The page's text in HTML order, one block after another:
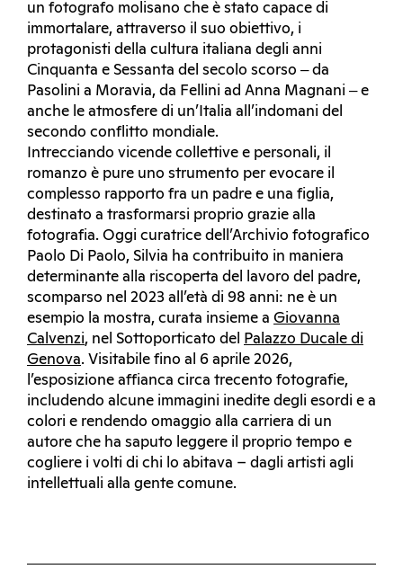
un fotografo molisano che è stato capace di
immortalare, attraverso il suo obiettivo, i
protagonisti della cultura italiana degli anni
Cinquanta e Sessanta del secolo scorso ‒ da
Pasolini a Moravia, da Fellini ad Anna Magnani ‒ e
anche le atmosfere di un’Italia all’indomani del
secondo conflitto mondiale.
Intrecciando vicende collettive e personali, il
romanzo è pure uno strumento per evocare il
complesso rapporto fra un padre e una figlia,
destinato a trasformarsi proprio grazie alla
fotografia. Oggi curatrice dell’Archivio fotografico
Paolo Di Paolo, Silvia ha contribuito in maniera
determinante alla riscoperta del lavoro del padre,
scomparso nel 2023 all’età di 98 anni: ne è un
esempio la mostra, curata insieme a Giovanna
Calvenzi, nel Sottoporticato del
Palazzo Ducale di
Genova. Visitabile fino al 6 aprile 2026,
l’esposizione affianca circa trecento fotografie,
includendo alcune immagini inedite degli esordi e a
colori e rendendo omaggio alla carriera di un
autore che ha saputo leggere il proprio tempo e
cogliere i volti di chi lo abitava – dagli artisti agli
intellettuali alla gente comune.